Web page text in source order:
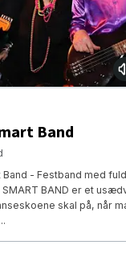
Band
Band - Festband med
SMART BAND er et
skal på, når